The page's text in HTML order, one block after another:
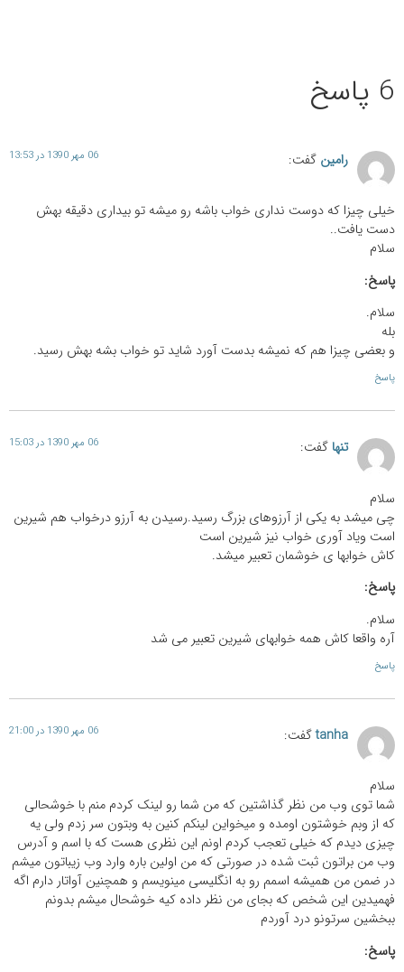
6 پاسخ
رامین گفت: 06 مهر 1390 در 13:53
خیلی چیزا که دوست نداری خواب باشه رو میشه تو بیداری دقیقه بهش
دست یافت..
سلام
پاسخ:
سلام.
بله
و بعضی چیزا هم که نمیشه بدست آورد شاید تو خواب بشه بهش رسید.
پاسخ
تنها گفت: 06 مهر 1390 در 15:03
سلام
چی میشد به یکی از آرزوهای بزرگ رسید.رسیدن به آرزو درخواب هم شیرین
است ویاد آوری خواب نیز شیرین است
کاش خوابها ی خوشمان تعبیر میشد.
پاسخ:
سلام.
آره واقعا کاش همه خوابهای شیرین تعبیر می شد
پاسخ
tanhaگفت: 06 مهر 1390 در 21:00
سلام
شما توی وب من نظر گذاشتین که من شما رو لینک کردم منم با خوشحالی
که از وبم خوشتون اومده و میخواین لینکم کنین به وبتون سر زدم ولی یه
چیزی دیدم که خیلی تعجب کردم اونم این نظری هست که با اسم و آدرس
وب من براتون ثبت شده در صورتی که من اولین باره وارد وب زیباتون میشم
در ضمن من همیشه اسمم رو به انگلیسی مینویسم و همچنین آواتار دارم اگه
فهمیدین این شخص که بجای من نظر داده کیه خوشحال میشم بدونم
ببخشین سرتونو درد آوردم
پاسخ: